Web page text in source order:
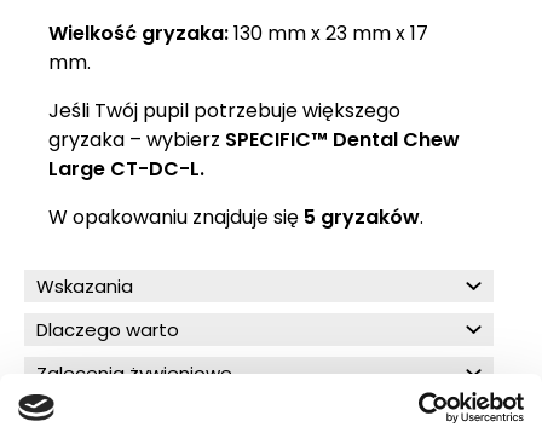
Wielkość gryzaka:130 mm x 23 mm x 17
mm.
Jeśli Twój pupil potrzebuje większego
gryzaka – wybierz SPECIFIC™ Dental Chew
Large CT-DC-L.
W opakowaniu znajduje się 5 gryzaków.
Wskazania
Dlaczego warto
Zalecenia żywieniowe
Składniki